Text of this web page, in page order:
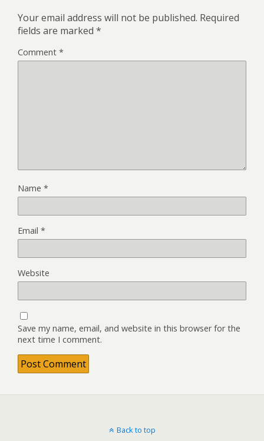
Your email address will not be published. Required
fields are marked *
Comment *
Name *
Email *
Website
Save my name, email, and website in this browser for the
next time I comment.
Back to top